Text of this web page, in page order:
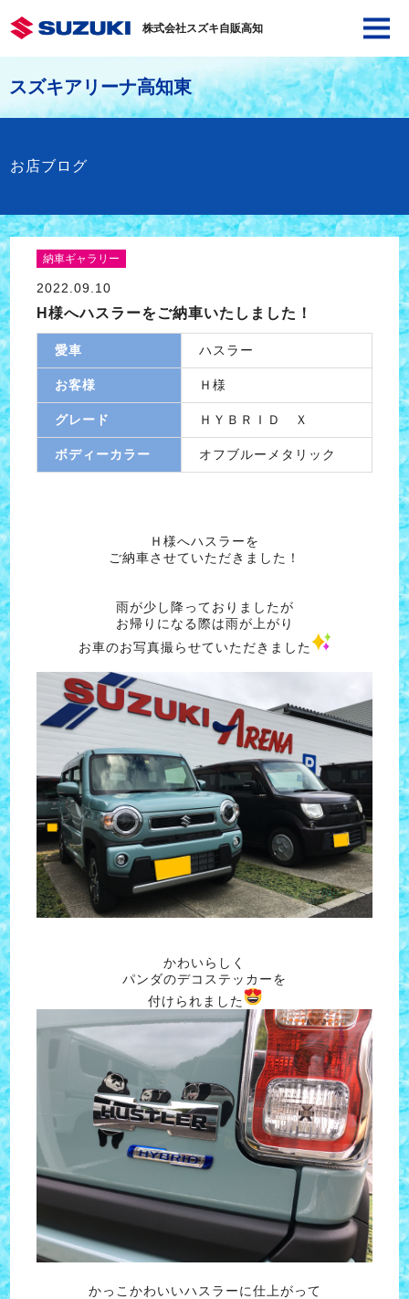
株式会社スズキ自販高知
スズキアリーナ高知東
お店ブログ
納車ギャラリー
2022.09.10
H様へハスラーをご納車いたしました！
愛車 ハスラー
お客様 Ｈ様
グレード ＨＹＢＲＩＤ Ｘ
ボディーカラー オフブルーメタリック
Ｈ様へハスラーを
ご納車させていただきました！
雨が少し降っておりましたが
お帰りになる際は雨が上がり
お車のお写真撮らせていただきました
かわいらしく
パンダのデコステッカーを
付けられました
かっこかわいいハスラーに仕上がって